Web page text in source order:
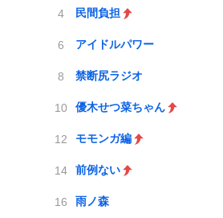
民間負担
アイドルパワー
禁断尻ラジオ
優木せつ菜ちゃん
モモンガ編
前例ない
雨ノ森